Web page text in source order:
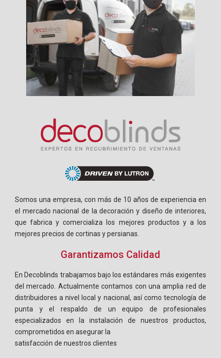
Somos una empresa, con más de 10 años de experiencia en
el mercado nacional de la decoración y diseño de interiores,
que fabrica y comercializa los mejores productos y a los
mejores precios de cortinas y persianas.
Garantizamos Calidad
En Decoblinds trabajamos bajo los estándares más exigentes
del mercado. Actualmente contamos con una amplia red de
distribuidores a nivel local y nacional, así como tecnología de
punta y el respaldo de un equipo de profesionales
especializados en la instalación de nuestros productos,
comprometidos en asegurar la
satisfacción de nuestros clientes